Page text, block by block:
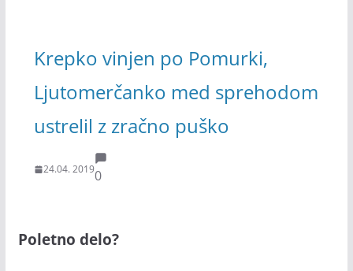
Krepko vinjen po Pomurki,
Ljutomerčanko med sprehodom
ustrelil z zračno puško
24.04. 20190
Poletno delo?